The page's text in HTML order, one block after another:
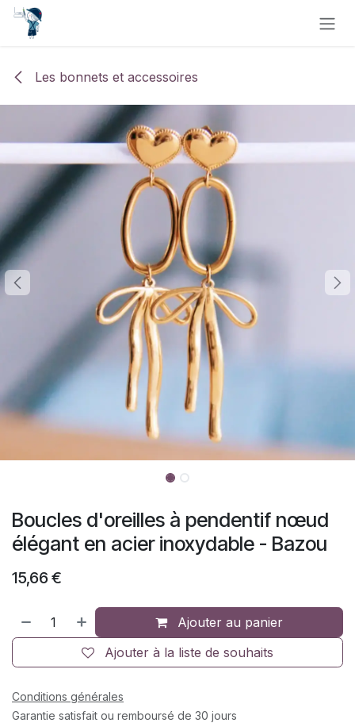
Se rendre au contenu
Les bonnets et accessoires
Boucles d'oreilles à pendentif nœud
élégant en acier inoxydable - Bazou
15,66 €
Ajouter au panier
Ajouter à la liste de souhaits
Conditions générales
Garantie satisfait ou remboursé de 30 jours